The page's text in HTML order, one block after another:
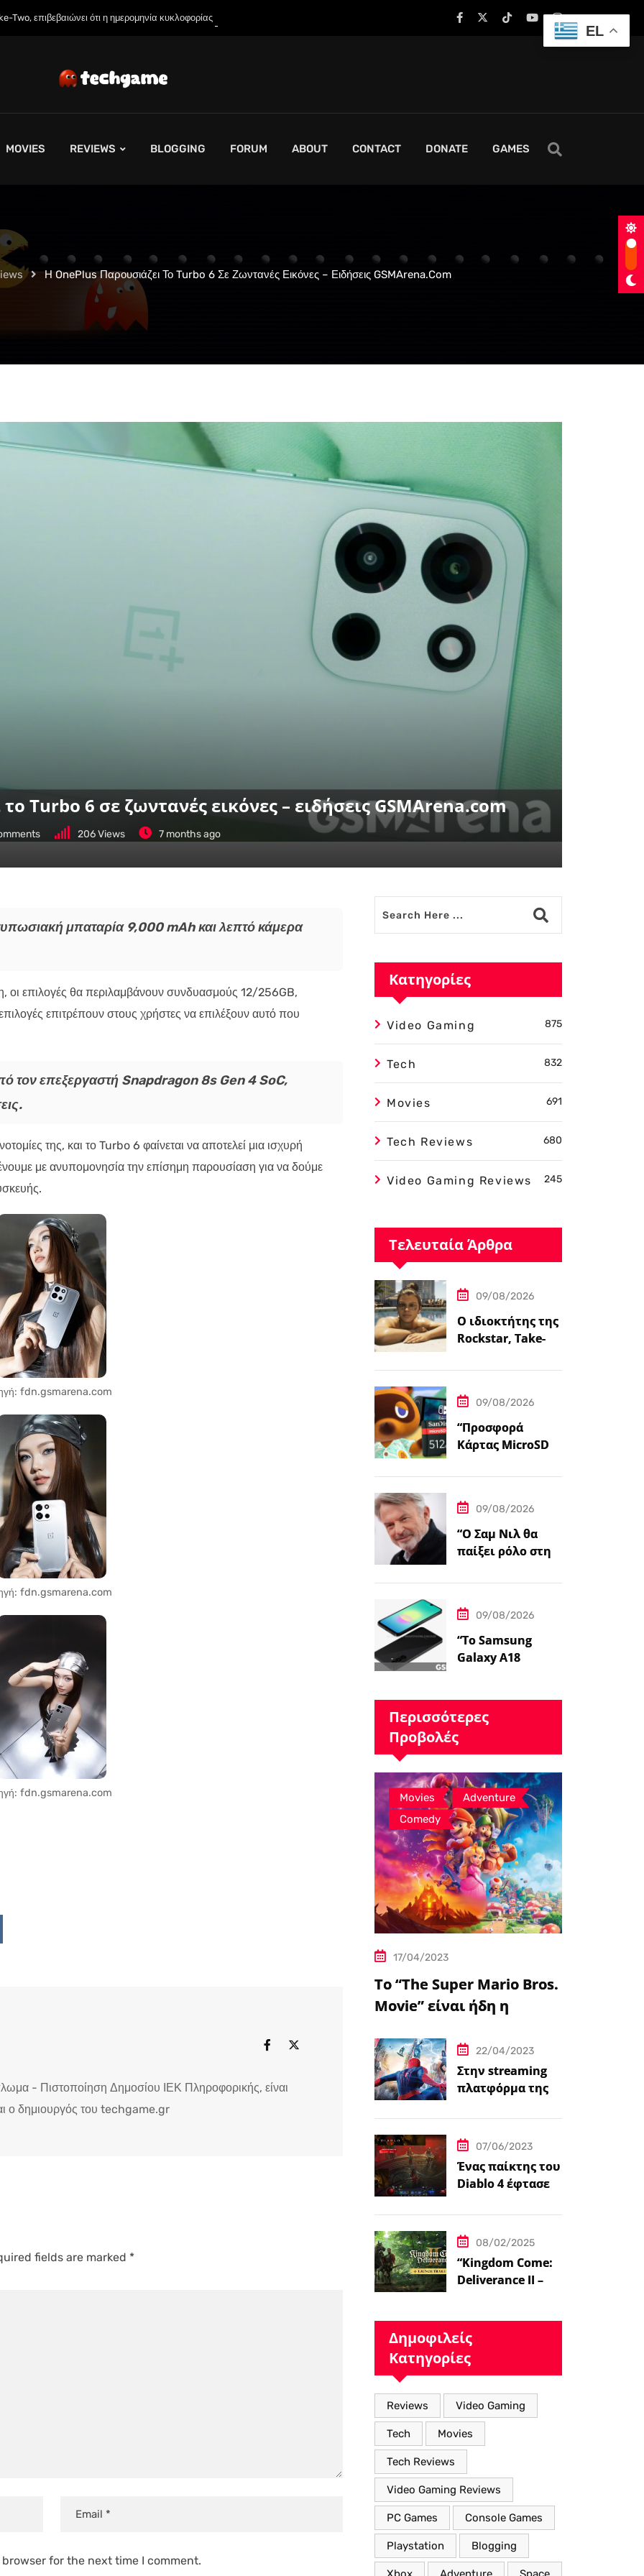
ότι η ημερομηνία κυκλοφορίας του GTA…
MOVIES REVIEWS BLOGGING FORUM ABOUT CONTACT DONATE GAMES
Η OnePlus Παρουσιάζει Το Turbo 6 Σε Ζωντανές Εικόνες – Ειδήσεις GSMArena.com
Turbo 6 σε ζωντανές εικόνες – ειδήσεις GSMArena.com
206Views 7 months ago
μπαταρία 9,000 mAh και λεπτό κάμερα
επιλογές θα περιλαμβάνουν συνδυασμούς 12/256GB,
επιτρέπουν στους χρήστες να επιλέξουν αυτό που
τον επεξεργαστή Snapdragon 8s Gen 4 SoC,
της, και το Turbo 6 φαίνεται να αποτελεί μια ισχυρή
με ανυπομονησία την επίσημη παρουσίαση για να δούμε
fdn.gsmarena.com
fdn.gsmarena.com
fdn.gsmarena.com
- Πιστοποίηση Δημοσίου ΙΕΚ Πληροφορικής, είναι
ο δημιουργός του techgame.gr
fields are marked *
for the next time I comment.
Κατηγορίες
Video Gaming 875
Tech 832
Movies 691
Tech Reviews 680
Video Gaming Reviews 245
Τελευταία Άρθρα
09/08/2026
Ο ιδιοκτήτης της
Rockstar, Take-
επιβεβαιώνει ότι
η ημερομηνία
κυκλοφορίας του
GTA…
09/08/2026
“Προσφορά
Κάρτας MicroSD
Switch 2 — 512GB
Μόνο $98 στο
Walmart”
09/08/2026
“Ο Σαμ Νιλ θα
παίξει ρόλο στην
Pictures ‘Ο
Θρύλος της
Ζέλντα'”
09/08/2026
“Το Samsung
Galaxy A18
χαρακτηριστικά –
Ειδήσεις
Περισσότερες
Προβολές
Movies , Adventure ,
Comedy
17/04/2023
Το “The Super Mario Bros.
Movie” είναι ήδη η
μεταφορά
βιντεοπαιχνιδιού στον
κινηματογράφο
22/04/2023
Στην streaming
πλατφόρμα της
σήμερα πέντε
ταινίες Spider-
Man
07/06/2023
Ένας παίκτης του
Diablo 4 έφτασε
08/02/2025
“Kingdom Come:
Deliverance II – Η
Κόσμο με Νέα
Βελτιωμένα
Χαρακτηριστικά”
Δημοφιλείς
Κατηγορίες
Reviews Video Gaming
Tech Movies
Tech Reviews
Video Gaming Reviews
PC Games Console Games
Playstation Blogging
EL